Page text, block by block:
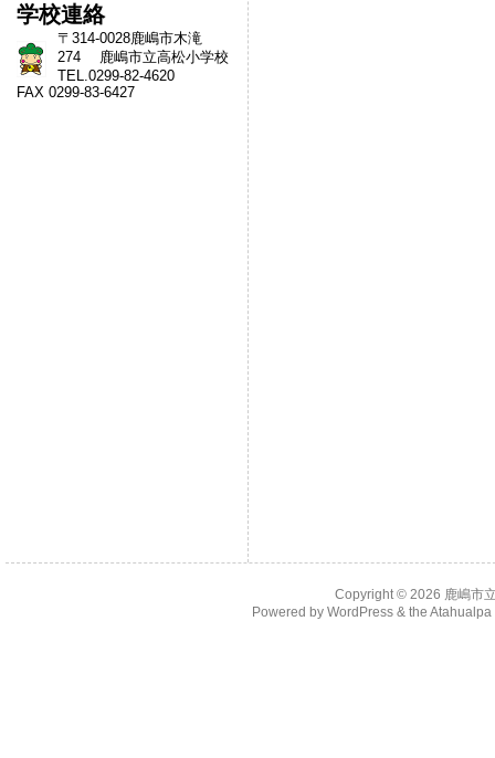
学校連絡
〒314-0028鹿嶋市木滝
274 鹿嶋市立高松小学校
TEL.0299-82-4620
FAX 0299-83-6427
Copyright © 2026 鹿嶋市
Powered by WordPress& the Atahualpa